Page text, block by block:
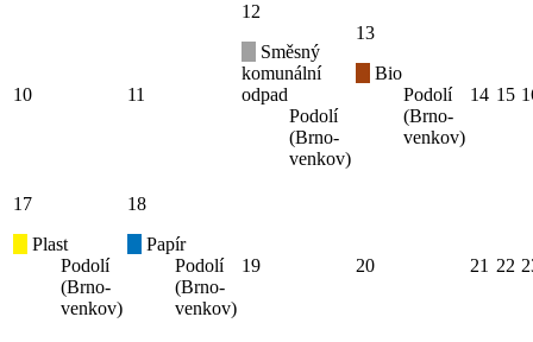
10 11
12
Směsný
komunální
odpad
Podolí
(Brno-
venkov)
13
Bio
Podolí
(Brno-
venkov)
14 15
17
Plast
Podolí
(Brno-
venkov)
18
Papír
Podolí
(Brno-
venkov)
19 20 21 22